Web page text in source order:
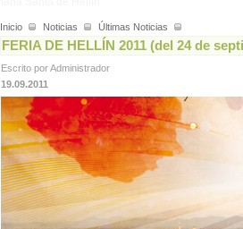
Inicio Noticias Últimas Noticias
FERIA DE HELLÍN 2011 (del 24 de
Escrito por Administrador
19.09.2011